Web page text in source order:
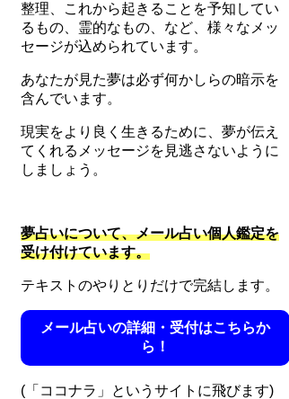
整理、これから起きることを予知してい
るもの、霊的なもの、など、様々なメッ
セージが込められています。
あなたが見た夢は必ず何かしらの暗示を
含んでいます。
現実をより良く生きるために、夢が伝え
てくれるメッセージを見逃さないように
しましょう。
夢占いについて、メール占い個人鑑定を
受け付けています。
テキストのやりとりだけで完結します。
メール占いの詳細・受付はこちらか
ら！
(「ココナラ」というサイトに飛びます)